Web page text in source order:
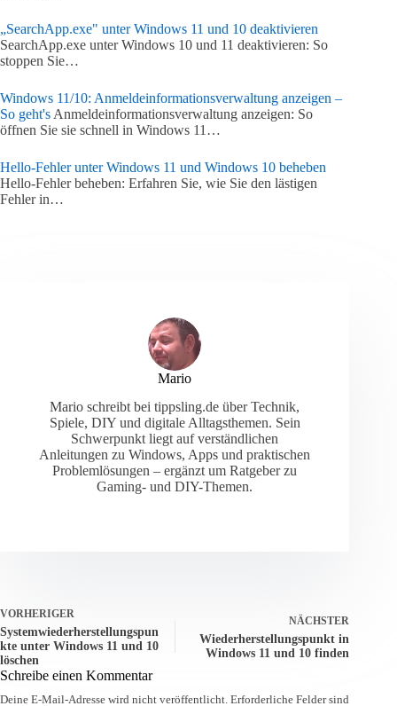
„SearchApp.exe" unter Windows 11 und 10 deaktivieren
SearchApp.exe unter Windows 10 und 11 deaktivieren: So
stoppen Sie…
Windows 11/10: Anmeldeinformationsverwaltung anzeigen –
So geht's Anmeldeinformationsverwaltung anzeigen: So
öffnen Sie sie schnell in Windows 11…
Hello-Fehler unter Windows 11 und Windows 10 beheben
Hello-Fehler beheben: Erfahren Sie, wie Sie den lästigen
Fehler in…
Mario
Mario schreibt bei tippsling.de über Technik,
Spiele, DIY und digitale Alltagsthemen. Sein
Schwerpunkt liegt auf verständlichen
Anleitungen zu Windows, Apps und praktischen
Problemlösungen – ergänzt um Ratgeber zu
Gaming- und DIY-Themen.
VORHERIGER
Systemwiederherstellungspun
kte unter Windows 11 und 10
löschen
NÄCHSTER
Wiederherstellungspunkt in
Windows 11 und 10 finden
Schreibe einen Kommentar
Deine E-Mail-Adresse wird nicht veröffentlicht. Erforderliche Felder sind